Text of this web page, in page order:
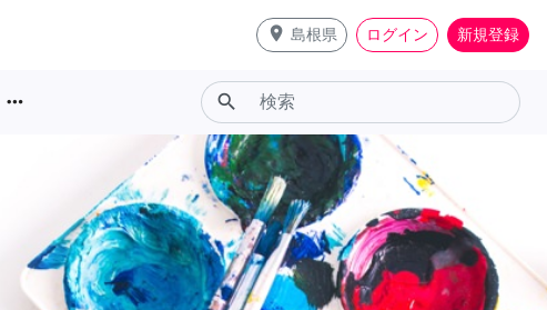
place 島根県 ログイン 新規登録
more_horiz search